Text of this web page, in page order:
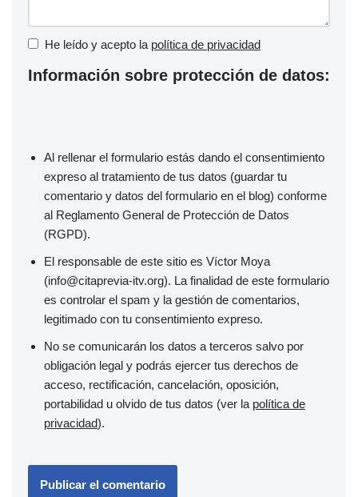
He leído y acepto la política de privacidad
Información sobre protección de datos:
Al rellenar el formulario estás dando el consentimiento
expreso al tratamiento de tus datos (guardar tu
comentario y datos del formulario en el blog) conforme
al Reglamento General de Protección de Datos
(RGPD).
El responsable de este sitio es Víctor Moya
(info@citaprevia-itv.org). La finalidad de este formulario
es controlar el spam y la gestión de comentarios,
legitimado con tu consentimiento expreso.
No se comunicarán los datos a terceros salvo por
obligación legal y podrás ejercer tus derechos de
acceso, rectificación, cancelación, oposición,
portabilidad u olvido de tus datos (ver la política de
privacidad).